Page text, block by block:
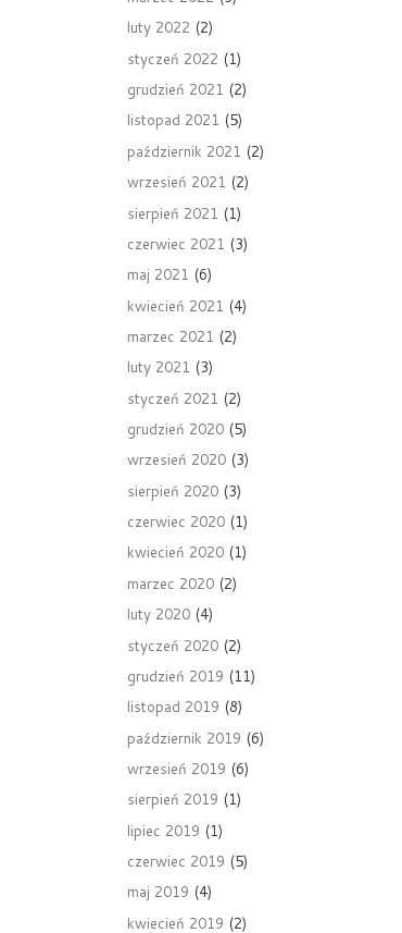
luty 2022 (2)
styczeń 2022 (1)
grudzień 2021 (2)
listopad 2021 (5)
październik 2021 (2)
wrzesień 2021 (2)
sierpień 2021 (1)
czerwiec 2021 (3)
maj 2021 (6)
kwiecień 2021 (4)
marzec 2021 (2)
luty 2021 (3)
styczeń 2021 (2)
grudzień 2020 (5)
wrzesień 2020 (3)
sierpień 2020 (3)
czerwiec 2020 (1)
kwiecień 2020 (1)
marzec 2020 (2)
luty 2020 (4)
styczeń 2020 (2)
grudzień 2019 (11)
listopad 2019 (8)
październik 2019 (6)
wrzesień 2019 (6)
sierpień 2019 (1)
lipiec 2019 (1)
czerwiec 2019 (5)
maj 2019 (4)
kwiecień 2019 (2)